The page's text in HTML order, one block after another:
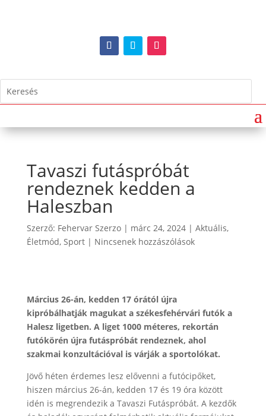
Tavaszi futáspróbát
rendeznek kedden a
Haleszban
Szerző: Fehervar Szerzo| márc 24, 2024| Aktuális,
Életmód, Sport| Nincsenek hozzászólások
Március 26-án, kedden 17 órától újra
kipróbálhatják magukat a székesfehérvári futók a
Halesz ligetben. A liget 1000 méteres, rekortán
futókörén újra futáspróbát rendeznek, ahol
szakmai konzultációval is várják a sportolókat.
Jövő héten érdemes lesz elővenni a futócipőket,
hiszen március 26-án, kedden 17 és 19 óra között
idén is megrendezik a Tavaszi Futáspróbát. A kezdők